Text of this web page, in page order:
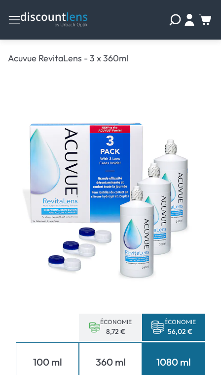
Acuvue RevitaLens - 3 x 360ml
100 ml
ÉCONOMIE
8,72 €
360 ml
ÉCONOMIE
56,02 €
1080 ml